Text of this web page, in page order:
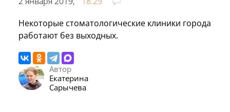
Некоторые стоматологические клиники города
работают без выходных.
Автор
Екатерина
Сарычева